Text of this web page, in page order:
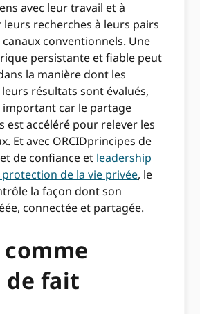
avec leur travail et à
recherches à leurs pairs
conventionnels. Une
persistante et fiable peut
la manière dont les
résultats sont évalués,
important car le partage
accéléré pour relever les
Et avec ORCIDprincipes de
de confiance et leadership
de la vie privée, le
la façon dont son
connectée et partagée.
comme
de fait